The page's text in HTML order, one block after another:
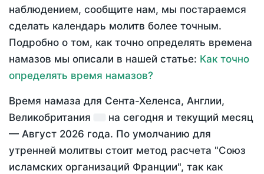
наблюдением, сообщите нам, мы постараемся
сделать календарь молитв более точным.
Подробно о том, как точно определять времена
намазов мы описали в нашей статье: Как точно
определять время намазов?
Время намаза для Сента-Хеленса, Англии,
Великобритания
на сегодня и текущий месяц
— Август 2026 года. По умолчанию для
утренней молитвы стоит метод расчета "Союз
исламских организаций Франции", так как